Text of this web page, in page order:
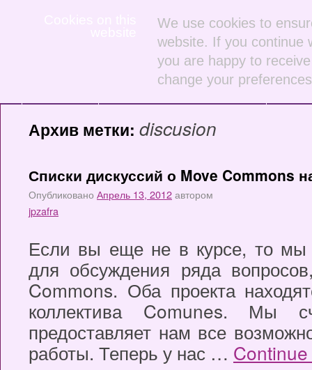
We use cookies to
website. If you continue
you are happy to
change your
Сконструируйте
Блог
О
Архив метки: discusion
Списки дискуссий о Move Commons
Опубликовано Апрель 13, 2012автором
jpzafra
Если вы еще не в курсе, то мы
для обсуждения ряда
Commons. Оба проекта
коллектива Comunes. Мы
предоставляет нам все
работы. Теперь у нас …